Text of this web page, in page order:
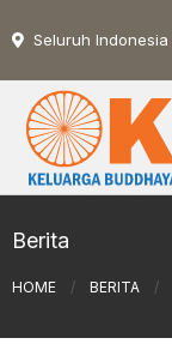
Seluruh Indonesia
Berita
HOME / BERITA /